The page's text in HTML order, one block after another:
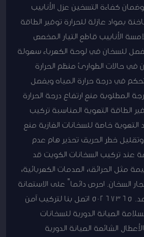
كفاءة التسخين عزل الأنابيب
بمواد عازلة للحرارة توفير الطاقة
الأنابيب قاطع التيار المخصص
للسخان في لوحة الكهرباء سهولة
في حالات الطوارئ منظم الحرارة
في درجة حرارة المياه ويفصل
المطلوبة منع ارتفاع درجة الحرارة
الطاقة التهوية المناسبة تركيب
خاصة للسخانات الغازية منع
وتقليل خطر الحريق تحذير هام عدم
عند تركيب السخانات الكويت قد
مثل الحرائق، الصدمات الكهربائية،
السخان. احرص دائماً على الاستعانة
بفني متخصص ومعتمد. 50267365 اتصل بنا لتركيب آمن
الصيانة الدورية للسخانات
الشائعة الصيانة الدورية